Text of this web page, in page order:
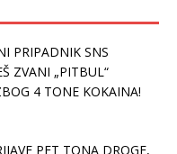
PRIPADNIK SNS
ZVANI „PITBUL“
4 TONE KOKAINA!
PET TONA DROGE,